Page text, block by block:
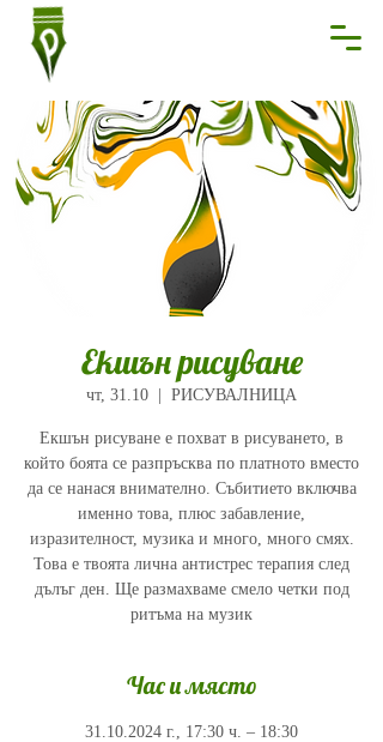
Екшън рисуване
чт, 31.10 РИСУВАЛНИЦА
Екшън рисуване е похват в рисуването, в
който боята се разпръсква по платното вместо
да се нанася внимателно. Събитието включва
именно това, плюс забавление,
изразителност, музика и много, много смях.
Това е твоята лична антистрес терапия след
дълъг ден. Ще размахваме смело четки под
ритъма на музик
Час и място
31.10.2024 г., 17:30 ч. – 18:30